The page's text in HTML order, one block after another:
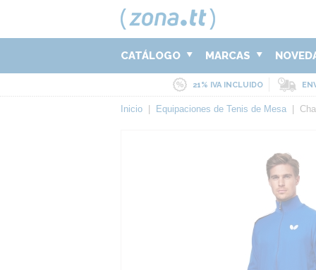
CATÁLOGO MARCAS
21% IVA INCLUIDO
Inicio Equipaciones de Tenis de Mesa